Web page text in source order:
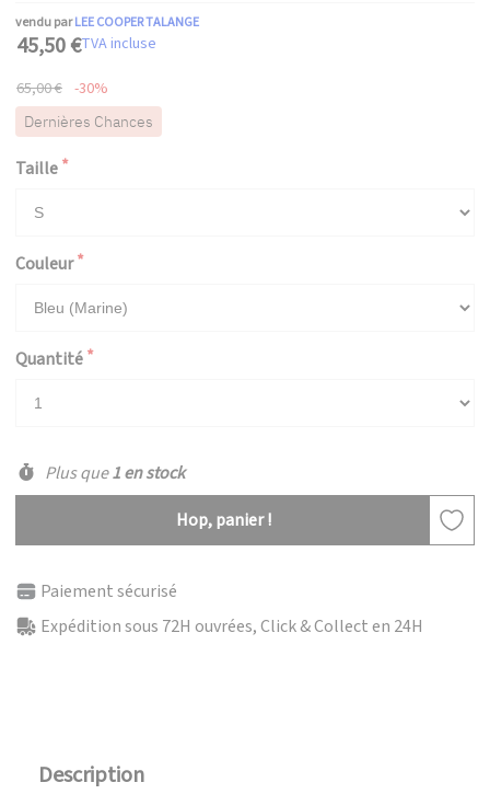
vendu parLEE COOPER TALANGE
45,50 €TVA incluse
65,00 € -30%
Dernières Chances
Taille
Couleur
Quantité
Plus que1 en stock
Hop, panier !
Paiement sécurisé
Expédition sous 72H ouvrées, Click & Collect en 24H
Description